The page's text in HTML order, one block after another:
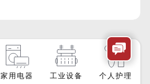
家用电器 工业设备 个人护理